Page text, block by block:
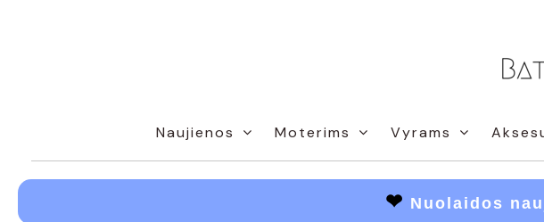
Naujienos Moterims Vyrams
❤ Nuolaidos